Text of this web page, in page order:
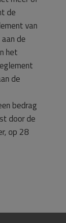
de
van
de
het
de
bedrag
door de
op 28